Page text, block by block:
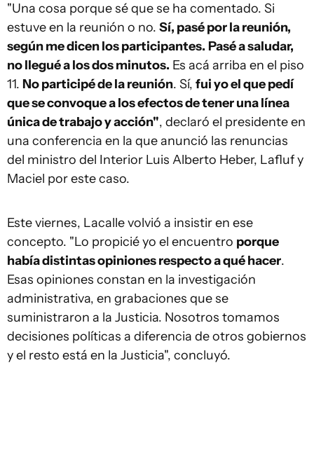
"Una cosa porque sé que se ha comentado. Si
estuve en la reunión o no. Sí, pasé por la reunión,
según me dicen los participantes. Pasé a saludar,
no llegué a los dos minutos. Es acá arriba en el piso
11. No participé de la reunión. Sí, fui yo el que pedí
que se convoque a los efectos de tener una línea
única de trabajo y acción", declaró el presidente en
una conferencia en la que anunció las renuncias
del ministro del Interior Luis Alberto Heber, Lafluf y
Maciel por este caso.
Este viernes, Lacalle volvió a insistir en ese
concepto. "Lo propicié yo el encuentro porque
había distintas opiniones respecto a qué hacer.
Esas opiniones constan en la investigación
administrativa, en grabaciones que se
suministraron a la Justicia. Nosotros tomamos
decisiones políticas a diferencia de otros gobiernos
y el resto está en la Justicia", concluyó.